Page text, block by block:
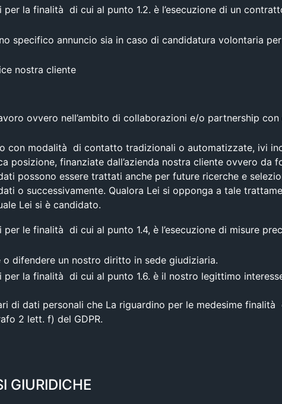
la finalità di cui al punto 1.2. è l’esecuzione di un
specifico annuncio sia in caso di candidatura volontaria
nostra cliente
ovvero nell’ambito di collaborazioni e/o partnership
con modalità di contatto tradizionali o automatizzate, ivi
finanziate dall’azienda nostra cliente ovvero da
possono essere trattati anche per future ricerche e
o successivamente. Qualora Lei si opponga a tale
Lei si è candidato.
le finalità di cui al punto 1.4, è l’esecuzione di misure
difendere un nostro diritto in sede giudiziaria.
la finalità di cui al punto 1.6. è il nostro legittimo
dati personali che La riguardino per le medesime finalità
2 lett. f) del GDPR.
GIURIDICHE